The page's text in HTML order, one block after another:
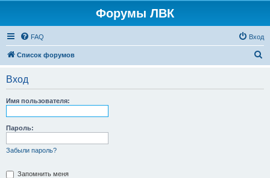
Форумы ЛВК
FAQ Вход
Список форумов
Вход
Имя пользователя:
Пароль:
Забыли пароль?
Запомнить меня